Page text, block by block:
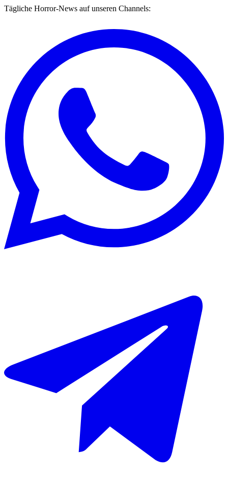
Tägliche Horror-News auf unseren Channels: